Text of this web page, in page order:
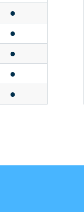
●
●
●
●
●